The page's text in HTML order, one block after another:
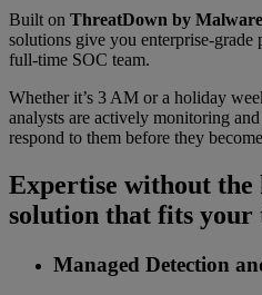
Built on ThreatDown by
solutions give you enterprise-
full-time SOC team.
Whether it’s 3 AM or a holiday
analysts are actively monitoring
respond to them before they
Expertise without
solution that fits your
Managed Detection